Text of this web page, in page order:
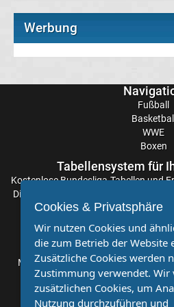
Telekom
Eishockey
&
Ergebnisse
International:
La
Liga
Ergebnisse
Werbung
Fußball
Basketball
WWE
Boxen
Tabellensystem für
KostenloseBundesliga-Tabellenund
Die Aktualisierung der Ergebnisse
Sie stets auf dem Laufenden
Möchten Sie, dass auch Ihr Verein
sind Sie bei uns genau richtig. Wir
kostenlose Kooperation.
Sportnachrichten und
Cookies & Privatsphäre
Wir nutzen Cookies und
die zum Betrieb der Website
Zusätzliche Cookies werden
Zustimmung verwendet. Wir
zusätzlichen Cookies, um
Nutzung durchzuführen und